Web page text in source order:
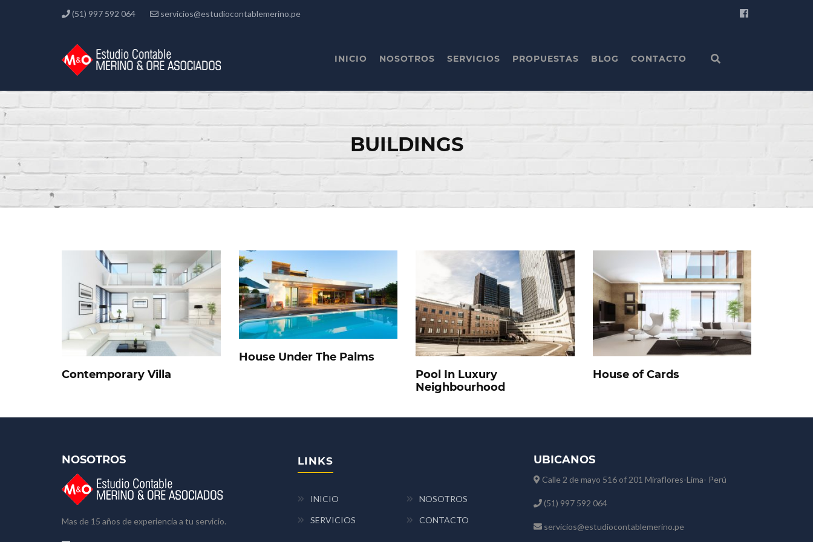
(51) 997 592 064 servicios@estudiocontablemerino.pe
INICIO NOSOTROS SERVICIOS PROPUESTAS BLOG CONTACTO
BUILDINGS
Contemporary Villa
House Under The Palms
Pool In Luxury
Neighbourhood
House of Cards
NOSOTROS
Mas de 15 años de experiencia a tu servicio.
LINKS
INICIO NOSOTROS
SERVICIOS CONTACTO
UBICANOS
Calle 2 de mayo 516 of 201 Miraflores-Lima- Perú
(51) 997 592 064
servicios@estudiocontablemerino.pe